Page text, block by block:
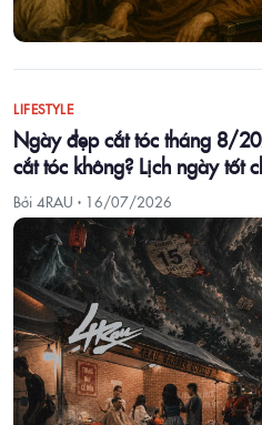
LIFESTYLE
Ngày đẹp cắt tóc tháng 8/
cắt tóc không? Lịch ngày tốt
Bởi 4RAU · 16/07/2026